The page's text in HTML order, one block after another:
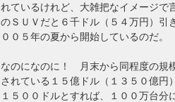
れているけれど、大雑把なイメージで
のＳＵＶだと６千ドル（５４万円）引
００５年の夏から開始しているのだ。
なのになのに！ 月末から同程度の規
されている１５億ドル（１３５０億円
１５００ドルとすれば、１００万台